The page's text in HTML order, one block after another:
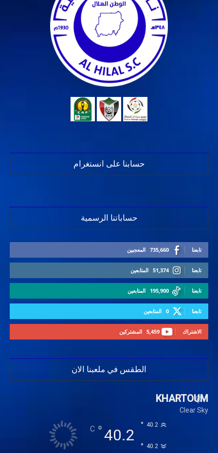
حسابنا على انستغرام
حساباتنا الرسمية
735,660 المعجبين تابعنا
51,374 المتابعين تابعنا
195,900 المتابعين تابعنا
0 المتابعين تابعنا
5,459 المشتركين الاشتراك
الطقس في ملعبنا الان
KHARTOUM
Clear Sky
40.2
°
C 40.2
°
40.2
°